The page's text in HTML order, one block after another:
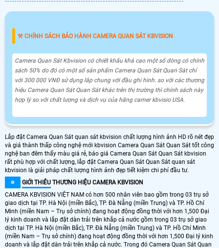
⚒ CHÍNH SÁCH BẢO HÀNH CAMERA QUAN SÁT KBVISION
Camera Quan Sát Kbvision có chiết khấu khá cao một số dòng có chính
sách 50% do đó có một số sản phẩm Camera Quan Sát Quan Sát chỉ
với 300.000 VNĐ sử dụng lắp chung với đầu ghi hình. so với các thương
hiệu Camera Quan Sát Quan Sát khác trên thị trường thì chính sách này
hợp lý so với chất lượng và dịch vụ của hãng camer kbvisio USA.
Lắp đặt Camera Quan Sát quan sát kbvision chất lượng hình ảnh HD rõ nét đẹp
và giá thành thấp công nghệ mới kbvision Camera Quan Sát Quan Sát tốt công
nghệ ban đêm thấy màu giá rẻ, báo giá Camera Quan Sát Quan Sát kbvision
rất phù hợp với chất lượng, lắp đặt Camera Quan Sát Quan Sát quan sát
kbvision là giải pháp chất lượng hình ảnh đẹp tiết kiệm chi phí đầu tư.
🔅
GIỚI THIÊU THƯƠNG HIỆU CAMERA KBVISION
CAMERA KBVISION VIỆT NAM có hơn 500 nhân viên bao gồm trong 03 trụ sở
giao dịch tại TP. Hà Nội (miền Bắc), TP. Đà Nẵng (miền Trung) và TP. Hồ Chí
Minh (miền Nam – Trụ sở chính) đang hoạt động đồng thời với hơn 1,500 Đại
lý kinh doanh và lắp đặt dàn trải trên khắp cả nước gồm trong 03 trụ sở giao
dịch tại TP. Hà Nội (miền Bắc), TP. Đà Nẵng (miền Trung) và TP. Hồ Chí Minh
(miền Nam – Trụ sở chính) đang hoạt động đồng thời với hơn 1,500 Đại lý kinh
doanh và lắp đặt dàn trải trên khắp cả nước. Trong đó Camera Quan Sát Quan